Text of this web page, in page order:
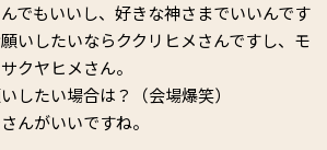
でもいいし、好きな神さまでいいんです
いしたいならククリヒメさんですし、モ
クヤヒメさん。
したい場合は？（会場爆笑）
んがいいですね。